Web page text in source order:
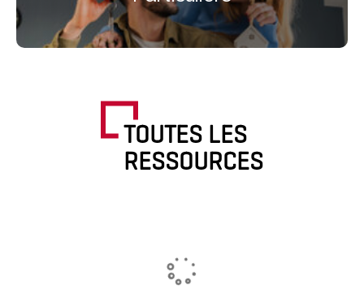
TOUTES LES
RESSOURCES